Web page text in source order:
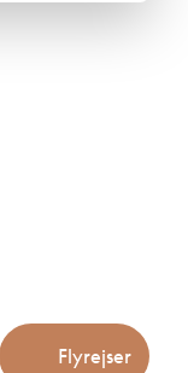
Flyrejser